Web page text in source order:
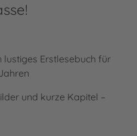
lustiges Erstlesebuch für
und kurze Kapitel –